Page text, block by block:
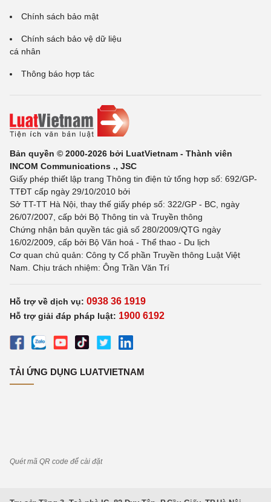
Chính sách bảo mật
Chính sách bảo vệ dữ liệu
cá nhân
Thông báo hợp tác
Bản quyền © 2000-2026 bởi LuatVietnam - Thành viên
INCOM Communications ., JSC
Giấy phép thiết lập trang Thông tin điện tử tổng hợp số: 692/GP-
TTĐT cấp ngày 29/10/2010 bởi
Sở TT-TT Hà Nội, thay thế giấy phép số: 322/GP - BC, ngày
26/07/2007, cấp bởi Bộ Thông tin và Truyền thông
Chứng nhận bản quyền tác giả số 280/2009/QTG ngày
16/02/2009, cấp bởi Bộ Văn hoá - Thể thao - Du lịch
Cơ quan chủ quản: Công ty Cổ phần Truyền thông Luật Việt
Nam. Chịu trách nhiệm: Ông Trần Văn Trí
Hỗ trợ về dịch vụ: 0938 36 1919
Hỗ trợ giải đáp pháp luật: 1900 6192
TẢI ỨNG DỤNG LUATVIETNAM
Quét mã QR code để cài đặt